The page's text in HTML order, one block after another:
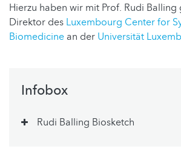
Hierzu haben wir mit Prof. Rudi
Direktor des Luxembourg Center for
Biomedicine an der Universität
Infobox
Rudi Balling Biosketch